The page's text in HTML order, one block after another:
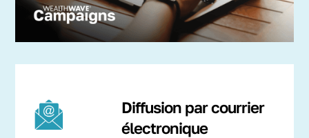
Diffusion par courrier
électronique